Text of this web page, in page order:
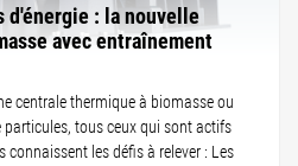
d'énergie : la nouvelle
avec entraînement
centrale thermique à biomasse ou
tous ceux qui sont actifs
les défis à relever : Les